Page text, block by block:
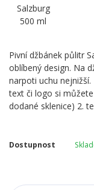
Pivní džbánek půlitr
oblíbený design. Na
narpoti uchu
text či logo si
dodané sklenice) 2.
Dostupnost